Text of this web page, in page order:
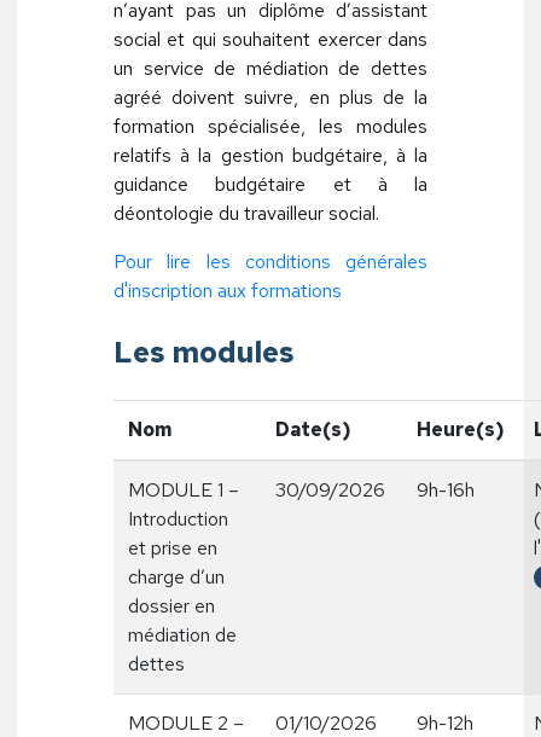
n’ayant pas un diplôme d’assistant
social et qui souhaitent exercer dans
un service de médiation de dettes
agréé doivent suivre, en plus de la
formation spécialisée, les modules
relatifs à la gestion budgétaire, à la
guidance budgétaire et à la
déontologie du travailleur social.
Pour lire les conditions générales
d'inscription aux formations
Les modules
Nom Date(s) Heure(s)
MODULE 1 –
Introduction
et prise en
charge d’un
dossier en
médiation de
dettes
30/09/2026 9h-16h
MODULE 2 –
01/10/2026 9h-12h